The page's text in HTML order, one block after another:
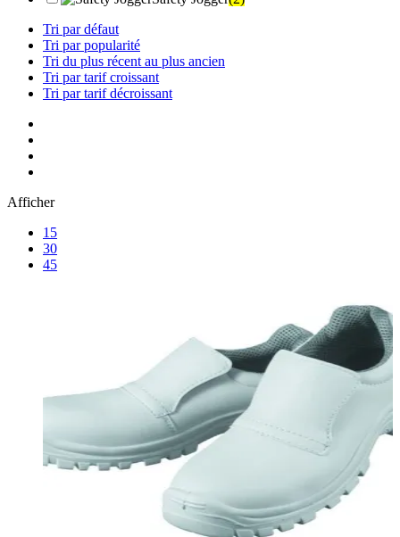
Tri par défaut
Tri par popularité
Tri du plus récent au plus ancien
Tri par tarif croissant
Tri par tarif décroissant
Afficher
15
30
45